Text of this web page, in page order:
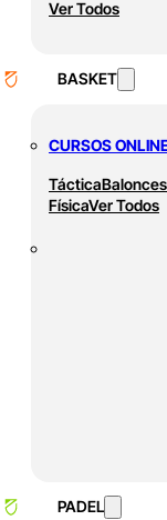
Ver Todos
BASKET
CURSOS
Táctica
FísicaVer Todos
PADEL